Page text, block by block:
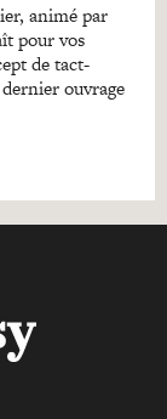
animé par
pour vos
de tact-
ouvrage